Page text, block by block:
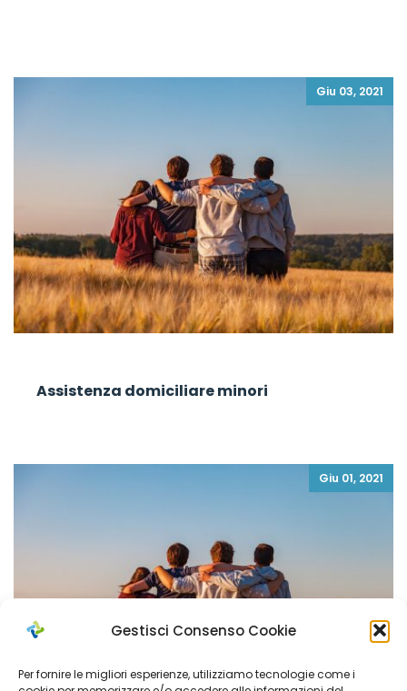
Gestisci Consenso Cookie
Per fornire le migliori esperienze, utilizziamo tecnologie come i
Giu 03, 2021
Assistenza domiciliare minori
Giu 01, 2021